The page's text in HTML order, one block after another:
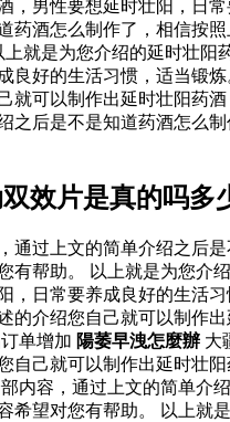
，男性要想延时壮阳，日
药酒怎么制作了，相信按
上就是为您介绍的延时壮阳
良好的生活习惯，适当锻
就可以制作出延时壮阳药
之后是不是知道药酒怎么
效片是真的吗多
通过上文的简单介绍之后
有帮助。 以上就是为您
，日常要养成良好的生活
的介绍您自己就可以制作
单增加 陽萎早洩怎麼辦 大
自己就可以制作出延时壮
内容，通过上文的简单介
希望对您有帮助。 以上